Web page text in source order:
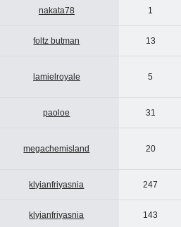
nakata78 1
foltz butman 13
lamielroyale 5
paoloe 31
megachemisland 20
klyianfriyasnia 247
klyianfriyasnia 143